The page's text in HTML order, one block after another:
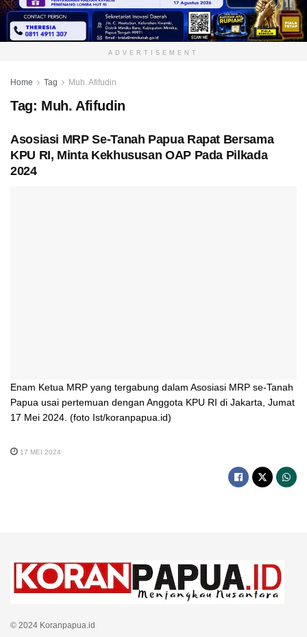
ADVERTISEMENT
Home Tag Muh. Afifudin
Tag: Muh. Afifudin
Asosiasi MRP Se-Tanah Papua Rapat Bersama
KPU RI, Minta Kekhususan OAP Pada Pilkada
2024
Enam Ketua MRP yang tergabung dalam Asosiasi MRP se-Tanah
Papua usai pertemuan dengan Anggota KPU RI di Jakarta, Jumat
17 Mei 2024. (foto Ist/koranpapua.id)
17 MEI 2024
© 2024 Koranpapua.id